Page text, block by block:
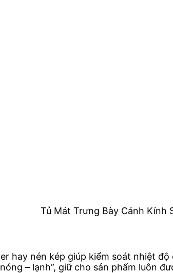
Tủ Mát Trưng Bày Cánh Kính
hay nén kép giúp kiểm soát nhiệt
– lạnh”, giữ cho sản phẩm luôn